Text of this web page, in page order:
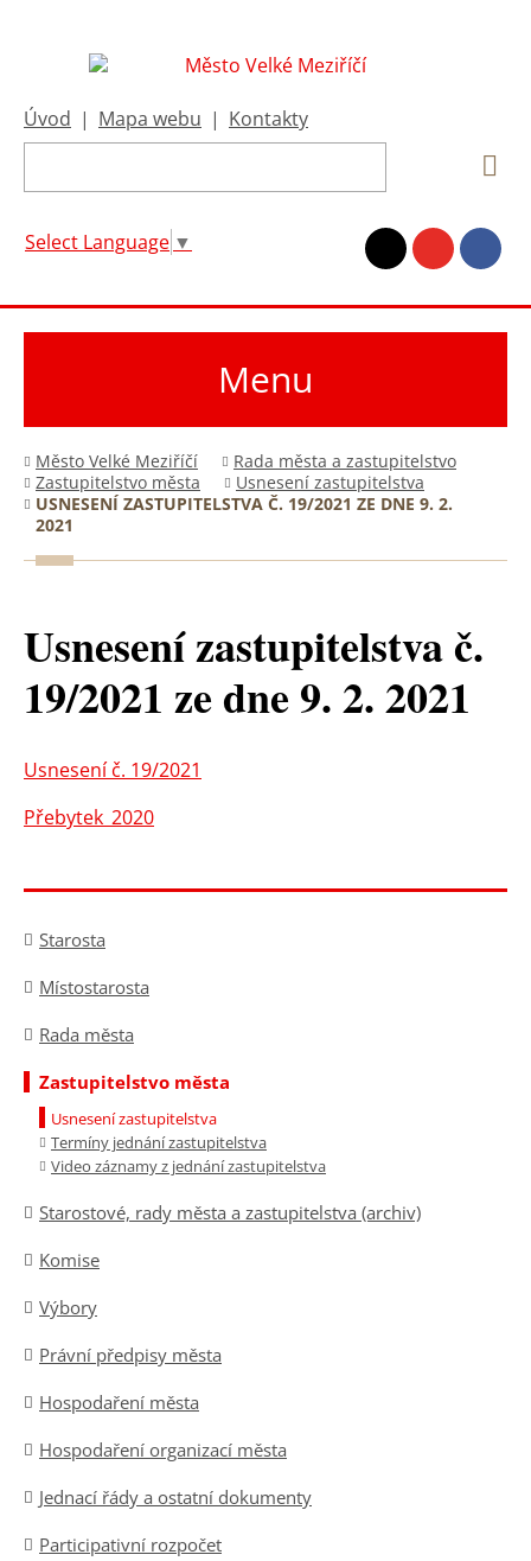
Úvod | Mapa webu | Kontakty
Select Language ▼
Menu
Město Velké Meziříčí
Rada města a zastupitelstvo
Zastupitelstvo města
Usnesení zastupitelstva
USNESENÍ ZASTUPITELSTVA Č. 19/2021 ZE DNE 9. 2.
2021
Usnesení zastupitelstva č.
19/2021 ze dne 9. 2. 2021
Usnesení č. 19/2021
Přebytek_2020
Starosta
Místostarosta
Rada města
Zastupitelstvo města
Usnesení zastupitelstva
Termíny jednání zastupitelstva
Video záznamy z jednání zastupitelstva
Starostové, rady města a zastupitelstva (archiv)
Komise
Výbory
Právní předpisy města
Hospodaření města
Hospodaření organizací města
Jednací řády a ostatní dokumenty
Participativní rozpočet